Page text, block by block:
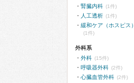
腎臓内科 (1件)
人工透析 (1件)
緩和ケア（ホスピス）
(1件)
外科系
外科 (15件)
呼吸器外科 (2件)
心臓血管外科 (2件)